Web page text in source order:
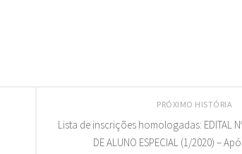
PRÓXIMO HISTÓRIA
Lista de inscrições homologadas: EDITAL
DE ALUNO ESPECIAL (1/2020) –